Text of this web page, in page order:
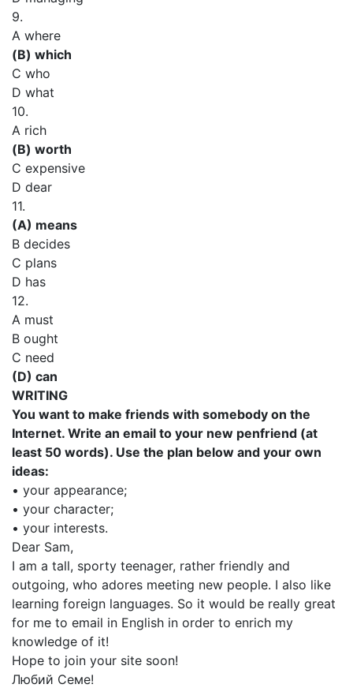
9.
A where
(В) which
C who
D what
10.
A rich
(В) worth
C expensive
D dear
11.
(A) means
B decides
C plans
D has
12.
A must
В ought
C need
(D) can
WRITING
You want to make friends with somebody on the
Internet. Write an email to your new penfriend (at
least 50 words). Use the plan below and your own
ideas:
• your appearance;
• your character;
• your interests.
Dear Sam,
I am a tall, sporty teenager, rather friendly and
outgoing, who adores meeting new people. I also like
learning foreign languages. So it would be really great
for me to email in English in order to enrich my
knowledge of it!
Hope to join your site soon!
Любий Семе!